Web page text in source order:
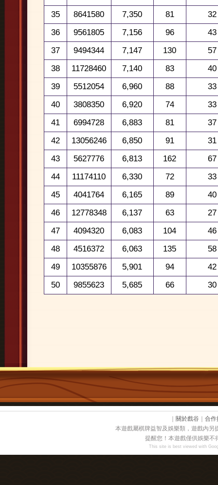
35
8641580 7,350 81
32
36
9561805 7,156 96
43
37
9494344 7,147 130
57
38
11728460 7,140 83
40
39
5512054 6,960 88
33
40
3808350 6,920 74
33
41
6994728 6,883 81
37
42
13056246 6,850 91
31
43
5627776 6,813 162
67
44
11174110 6,330 72
33
45
4041764 6,165 89
40
46
12778348 6,137 63
27
47
4094320 6,083 104
46
48
4516372 6,063 135
58
49
10355876 5,901 94
42
50
9855623 5,685 66 30